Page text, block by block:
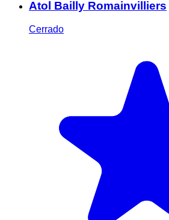
Atol Bailly Romainvilliers
Cerrado